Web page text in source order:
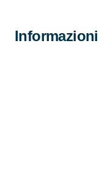
Informazioni